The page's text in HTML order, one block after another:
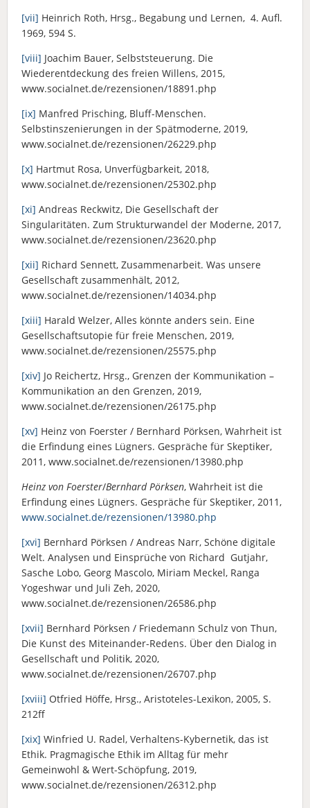
[vii] Heinrich Roth, Hrsg., Begabung und Lernen, 4. Aufl.
1969, 594 S.
[viii] Joachim Bauer, Selbststeuerung. Die
Wiederentdeckung des freien Willens, 2015,
www.socialnet.de/rezensionen/18891.php
[ix] Manfred Prisching, Bluff-Menschen.
Selbstinszenierungen in der Spätmoderne, 2019,
www.socialnet.de/rezensionen/26229.php
[x] Hartmut Rosa, Unverfügbarkeit, 2018,
www.socialnet.de/rezensionen/25302.php
[xi] Andreas Reckwitz, Die Gesellschaft der
Singularitäten. Zum Strukturwandel der Moderne, 2017,
www.socialnet.de/rezensionen/23620.php
[xii] Richard Sennett, Zusammenarbeit. Was unsere
Gesellschaft zusammenhält, 2012,
www.socialnet.de/rezensionen/14034.php
[xiii] Harald Welzer, Alles könnte anders sein. Eine
Gesellschaftsutopie für freie Menschen, 2019,
www.socialnet.de/rezensionen/25575.php
[xiv] Jo Reichertz, Hrsg., Grenzen der Kommunikation –
Kommunikation an den Grenzen, 2019,
www.socialnet.de/rezensionen/26175.php
[xv] Heinz von Foerster / Bernhard Pörksen, Wahrheit ist
die Erfindung eines Lügners. Gespräche für Skeptiker,
2011, www.socialnet.de/rezensionen/13980.php
Heinz von Foerster/Bernhard Pörksen, Wahrheit ist die
Erfindung eines Lügners. Gespräche für Skeptiker, 2011,
www.socialnet.de/rezensionen/13980.php
[xvi] Bernhard Pörksen / Andreas Narr, Schöne digitale
Welt. Analysen und Einsprüche von Richard Gutjahr,
Sasche Lobo, Georg Mascolo, Miriam Meckel, Ranga
Yogeshwar und Juli Zeh, 2020,
www.socialnet.de/rezensionen/26586.php
[xvii] Bernhard Pörksen / Friedemann Schulz von Thun,
Die Kunst des Miteinander-Redens. Über den Dialog in
Gesellschaft und Politik, 2020,
www.socialnet.de/rezensionen/26707.php
[xviii] Otfried Höffe, Hrsg., Aristoteles-Lexikon, 2005, S.
212ff
[xix] Winfried U. Radel, Verhaltens-Kybernetik, das ist
Ethik. Pragmagische Ethik im Alltag für mehr
Gemeinwohl & Wert-Schöpfung, 2019,
www.socialnet.de/rezensionen/26312.php